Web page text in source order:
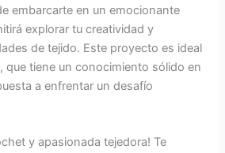
embarcarte en un emocionante
explorar tu creatividad y
de tejido. Este proyecto es ideal
que tiene un conocimiento sólido en
a enfrentar un desafío
y apasionada tejedora! Te